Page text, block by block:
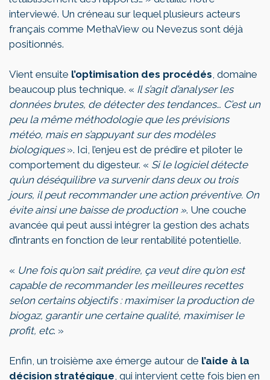
interviewé. Un créneau sur lequel plusieurs acteurs
français comme MethaView ou Nevezus sont déjà
positionnés.
Vient ensuite l’optimisation des procédés , domaine
beaucoup plus technique. « Il s’agit d’analyser les
données brutes, de détecter des tendances… C’est un
peu lamême méthodologieque les prévisions
météo, mais en s’appuyant sur des modèles
biologiques». Ici, l’enjeu est de prédire et piloter le
comportement du digesteur. « Si le logiciel détecte
qu’un déséquilibre va survenir dans deux ou trois
jours, il peut recommander une action préventive. On
évite ainsi une baisse de production ». Une couche
avancée qui peut aussi intégrer la gestion des achats
d’intrants en fonction de leur rentabilité potentielle.
« Une fois qu'on sait prédire, ça veut dire qu'on est
capable de recommander les meilleures recettes
selon certains objectifs : maximiser la production de
biogaz, garantir une certaine qualité, maximiser le
profit, etc. »
Enfin, un troisième axe émerge autour de l’aide à la
décision stratégique , qui intervient cette fois bien en